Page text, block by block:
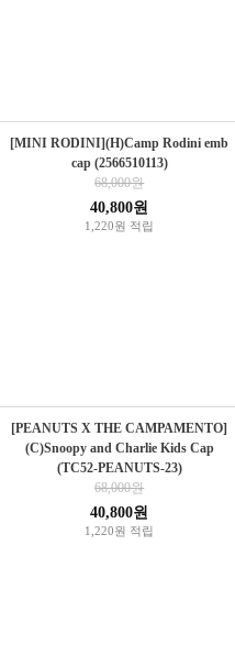
[MINI RODINI](H)Camp Rodini emb
cap (2566510113)
68,000원
40,800원
1,220원 적립
[PEANUTS X THE CAMPAMENTO]
(C)Snoopy and Charlie Kids Cap
(TC52-PEANUTS-23)
68,000원
40,800원
1,220원 적립